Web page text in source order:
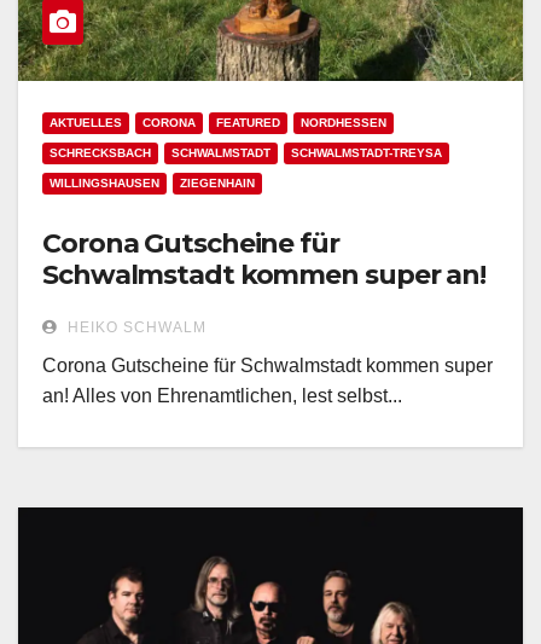
AKTUELLES CORONA FEATURED NORDHESSEN
SCHRECKSBACH SCHWALMSTADT SCHWALMSTADT-TREYSA
WILLINGSHAUSEN ZIEGENHAIN
Corona Gutscheine für
Schwalmstadt kommen super an!
HEIKO SCHWALM
Corona Gutscheine für Schwalmstadt kommen super
an! Alles von Ehrenamtlichen, lest selbst...